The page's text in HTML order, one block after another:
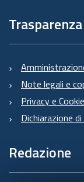
Trasparenza
Note legali e
Privacy e Cookie
Dichiarazione
Redazione